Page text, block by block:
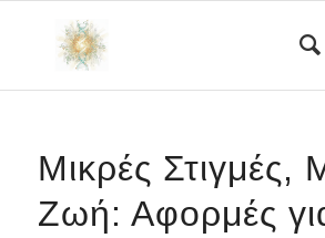
Μικρές Στιγμές,
Ζωή: Αφορμές